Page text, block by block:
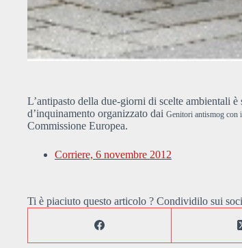
L’antipasto della due-giorni di scelte ambientali
d’inquinamento organizzato dai Genitori antismog con
Commissione Europea.
Corriere, 6 novembre 2012
Ti è piaciuto questo articolo ? Condividilo sui